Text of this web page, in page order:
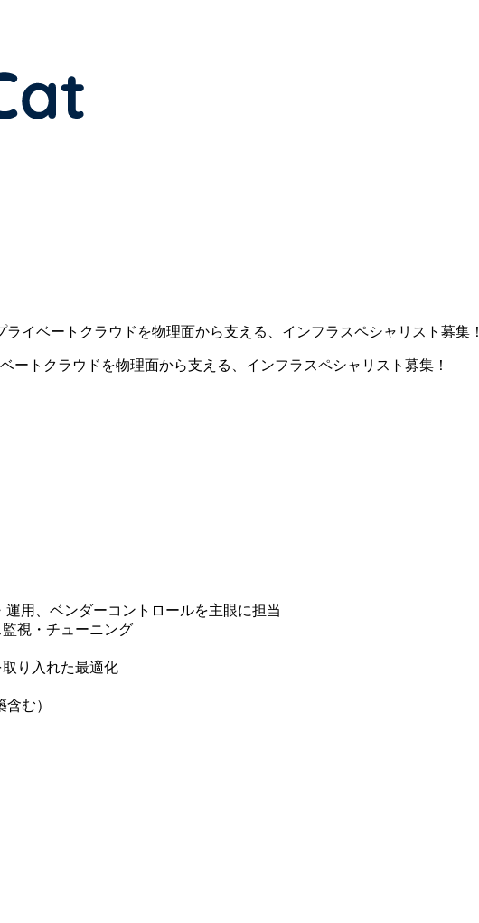
イベートクラウドを物理面から支える、インフラスペシャリスト募集！
ートクラウドを物理面から支える、インフラスペシャリスト募集！
用、ベンダーコントロールを主眼に担当
視・チューニング
り入れた最適化
む）